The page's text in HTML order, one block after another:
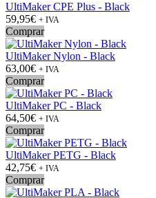
UltiMaker CPE Plus - Black
59,95€ + IVA
Comprar
UltiMaker Nylon - Black
63,00€ + IVA
Comprar
UltiMaker PC - Black
64,50€ + IVA
Comprar
UltiMaker PETG - Black
42,75€ + IVA
Comprar